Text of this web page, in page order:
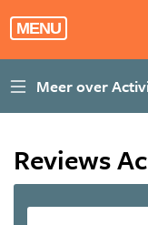
MENU
Reviews